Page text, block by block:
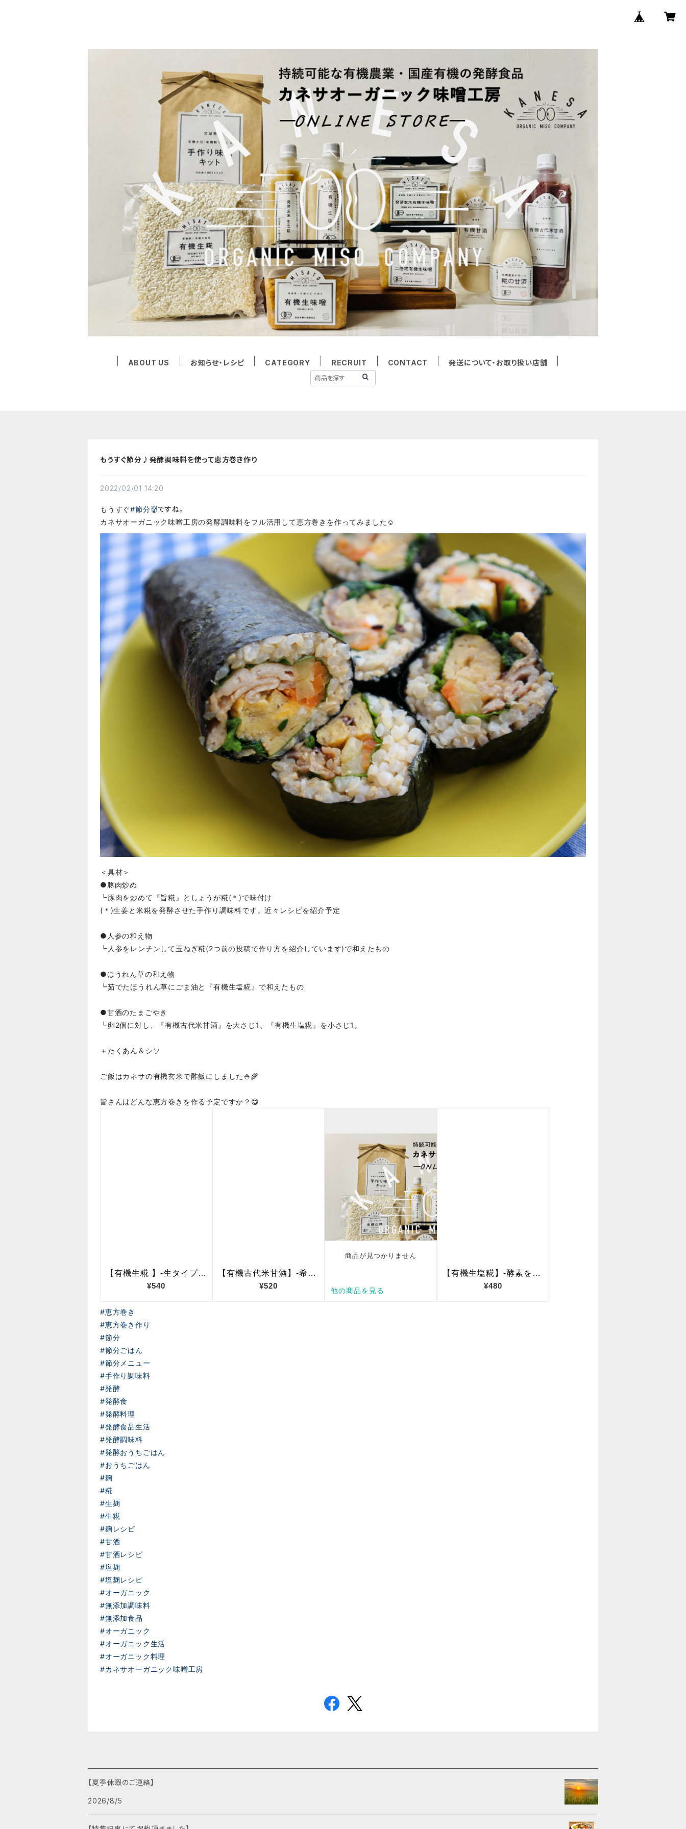
ABOUT US お知らせ・レシピ CATEGORY RECRUIT CONTACT 発送について・お取り扱い店舗
もうすぐ節分♪発酵調味料を使って恵方巻き作り
2022/02/01 14:20
もうすぐ#節分👹ですね。
カネサオーガニック味噌工房の発酵調味料をフル活用して恵方巻きを作ってみました☺️
＜具材＞
●豚肉炒め
┗豚肉を炒めて『旨糀』としょうが糀(＊)で味付け
(＊)生姜と米糀を発酵させた手作り調味料です。近々レシピを紹介予定
●人参の和え物
┗人参をレンチンして玉ねぎ糀(2つ前の投稿で作り方を紹介しています)で和えたもの
●ほうれん草の和え物
┗茹でたほうれん草にごま油と『有機生塩糀』で和えたもの
●甘酒のたまごやき
┗卵2個に対し、『有機古代米甘酒』を大さじ1、『有機生塩糀』を小さじ1。
＋たくあん＆シソ
ご飯はカネサの有機玄米で酢飯にしました🍚🌾
皆さんはどんな恵方巻きを作る予定ですか？😋
#恵方巻き
#恵方巻き作り
#節分
#節分ごはん
#節分メニュー
#手作り調味料
#発酵
#発酵食
#発酵料理
#発酵食品生活
#発酵調味料
#発酵おうちごはん
#おうちごはん
#麹
#糀
#生麹
#生糀
#麹レシピ
#甘酒
#甘酒レシピ
#塩麹
#塩麹レシピ
#オーガニック
#無添加調味料
#無添加食品
#オーガニック
#オーガニック生活
#オーガニック料理
#カネサオーガニック味噌工房
【夏季休暇のご連絡】
2026/8/5